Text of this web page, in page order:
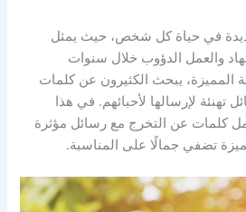
في حياة كل شخص، حيث يمثل
والعمل الدؤوب خلال سنوات
المميزة، يبحث الكثيرون عن كلمات
تهنئة لإرسالها لأحبائهم. في هذا
كلمات عن التخرج مع رسائل مؤثرة
تضفي جمالًا على المناسبة.